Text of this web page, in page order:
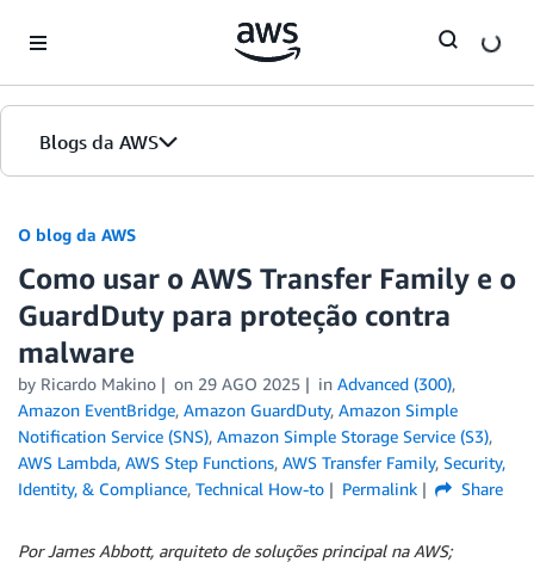
Blogs da AWS
Página inicial
Edições
O blog da AWS
Como usar o AWS Transfer Family e o
GuardDuty para proteção contra
malware
by Ricardo Makino on 29 AGO 2025 in Advanced (300),
Amazon EventBridge, Amazon GuardDuty, Amazon Simple
Notification Service (SNS), Amazon Simple Storage Service (S3),
AWS Lambda, AWS Step Functions, AWS Transfer Family, Security,
Identity, & Compliance, Technical How-to Permalink Share
Por James Abbott, arquiteto de soluções principal na AWS;